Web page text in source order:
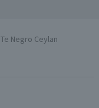
Te Negro Ceylan